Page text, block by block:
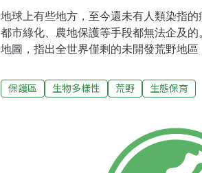
地球上有些地方，至今還未有人類染指
都市綠化、農地保護等手段都無法企及
地圖，指出全世界僅剩的未開發荒野地
國衛報報導，根據最新發表於《自然》期
野生動物保育協會（WCS）的研究人員
極洲和公海，因為這兩個地區不屬於任
地上的荒野資料，2018年搜集未開發的
土地（南極洲除外）和87％的海洋都已受
保護區 生物多樣性 荒野 生態保育